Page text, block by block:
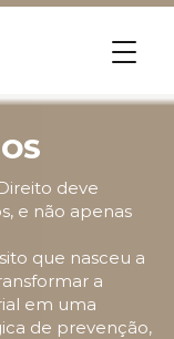
deve
e não apenas
que nasceu a
a
em uma
de prevenção,